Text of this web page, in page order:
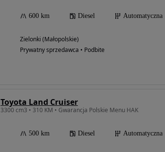
600 km Diesel Automatyczna
Zielonki (Małopolskie)
Prywatny sprzedawca • Podbite
Toyota Land Cruiser
3300 cm3 • 310 KM • Gwarancja Polskie Menu HAK
500 km Diesel Automatyczna